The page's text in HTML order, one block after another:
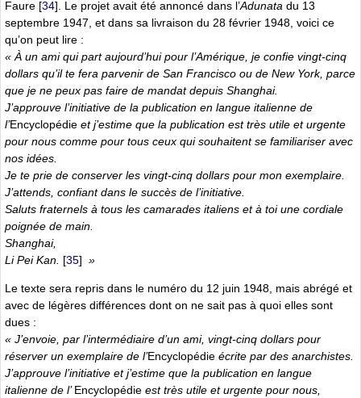
Faure [34] . Le projet avait été annoncé dans l’Adunata du 13
septembre 1947, et dans sa livraison du 28 février 1948, voici ce
qu’on peut lire :
« À un ami qui part aujourd’hui pour l’Amérique, je confie vingt-cinq
dollars qu’il te fera parvenir de San Francisco ou de New York, parce
que je ne peux pas faire de mandat depuis Shanghai.
J’approuve l’initiative de la publication en langue italienne de
l’Encyclopédie et j’estime que la publication est très utile et urgente
pour nous comme pour tous ceux qui souhaitent se familiariser avec
nos idées.
Je te prie de conserver les vingt-cinq dollars pour mon exemplaire.
J’attends, confiant dans le succès de l’initiative.
Saluts fraternels à tous les camarades italiens et à toi une cordiale
poignée de main.
Shanghai,
Li Pei Kan. [35] »
Le texte sera repris dans le numéro du 12 juin 1948, mais abrégé et
avec de légères différences dont on ne sait pas à quoi elles sont
dues :
« J’envoie, par l’intermédiaire d’un ami, vingt-cinq dollars pour
réserver un exemplaire de l’Encyclopédie écrite par des anarchistes.
J’approuve l’initiative et j’estime que la publication en langue
italienne de l’Encyclopédie est très utile et urgente pour nous,